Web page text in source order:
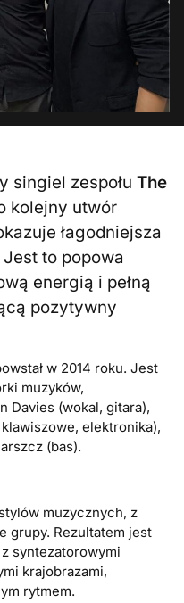
singiel zespołuThe
kolejny utwór
łagodniejsza
to popowa
energią i pełną
pozytywny
w 2014 roku. Jest
muzyków,
Davies (wokal, gitara),
elektronika),
(bas).
muzycznych, z
grupy. Rezultatem jest
syntezatorowymi
krajobrazami,
rytmem.